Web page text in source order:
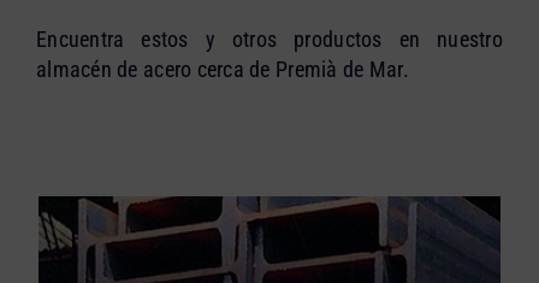
Encuentra estos y otros productos en nuestro
almacén de acero cerca de Premià de Mar.